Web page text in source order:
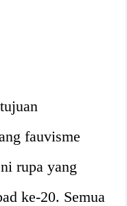
fauvisme
rupa yang
ke-20. Semua